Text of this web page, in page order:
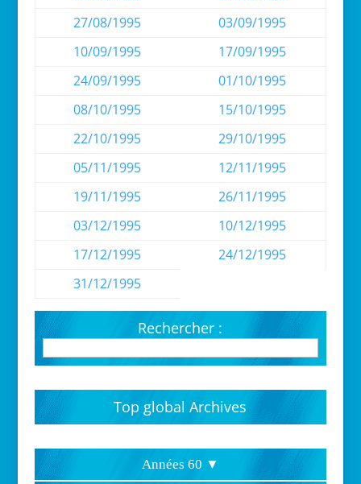
27/08/1995
03/09/1995
10/09/1995
17/09/1995
24/09/1995
01/10/1995
08/10/1995
15/10/1995
22/10/1995
29/10/1995
05/11/1995
12/11/1995
19/11/1995
26/11/1995
03/12/1995
10/12/1995
17/12/1995
24/12/1995
31/12/1995
Rechercher :
Top global Archives
Années 60 ▼